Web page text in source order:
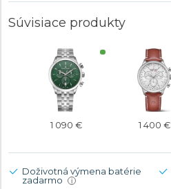
Súvisiace produkty
1 090 € 1 400 €
Doživotná výmena batérie
zadarmo
i